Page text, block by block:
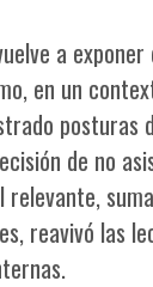
a
en un
posturas
de no
reavivó las